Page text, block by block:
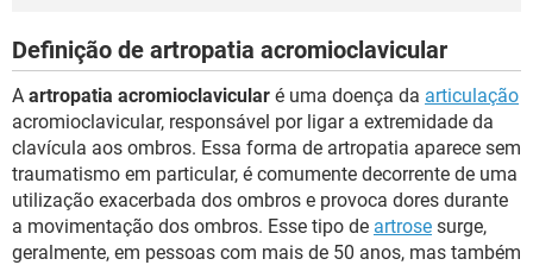
BEM-ESTAR
SEXUALIDADE
GLOSSÁRIO
Definição de artropatia acromioclavicular
A artropatia acromioclavicular é uma doença da articulação
acromioclavicular, responsável por ligar a extremidade da
clavícula aos ombros. Essa forma de artropatia aparece sem
traumatismo em particular, é comumente decorrente de uma
utilização exacerbada dos ombros e provoca dores durante
a movimentação dos ombros. Esse tipo de artrose surge,
geralmente, em pessoas com mais de 50 anos, mas também